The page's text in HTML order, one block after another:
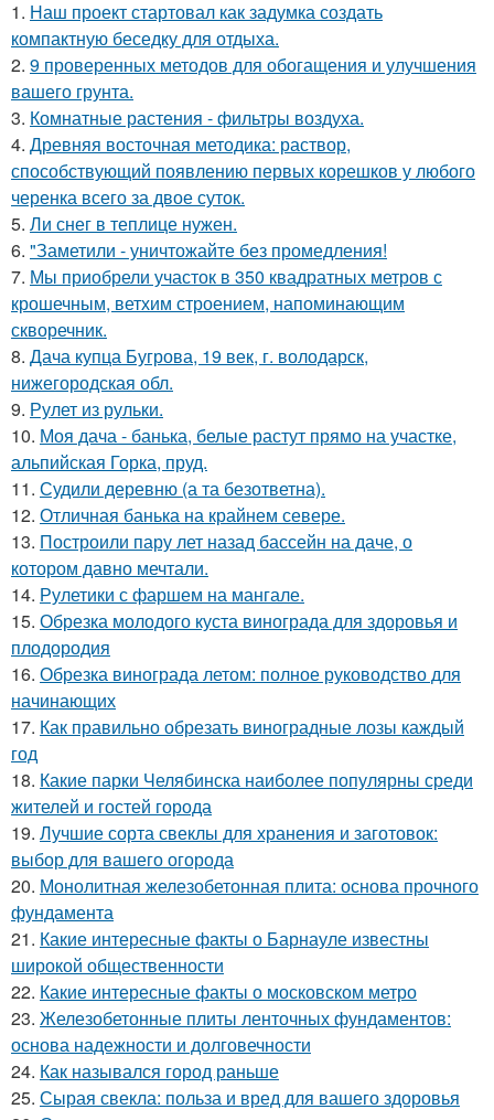
1. Наш проект стартовал как задумка создать
компактную беседку для отдыха.
2. 9 проверенных методов для обогащения и улучшения
вашего грунта.
3. Комнатные растения - фильтры воздуха.
4. Древняя восточная методика: раствор,
способствующий появлению первых корешков у любого
черенка всего за двое суток.
5. Ли снег в теплице нужен.
6. "Заметили - уничтожайте без промедления!
7. Мы приобрели участок в 350 квадратных метров с
крошечным, ветхим строением, напоминающим
скворечник.
8. Дача купца Бугрова, 19 век, г. володарск,
нижегородская обл.
9. Рулет из рульки.
10. Моя дача - банька, белые растут прямо на участке,
альпийская Горка, пруд.
11. Судили деревню (а та безответна).
12. Отличная банька на крайнем севере.
13. Построили пару лет назад бассейн на даче, о
котором давно мечтали.
14. Рулетики с фаршем на мангале.
15. Обрезка молодого куста винограда для здоровья и
плодородия
16. Обрезка винограда летом: полное руководство для
начинающих
17. Как правильно обрезать виноградные лозы каждый
год
18. Какие парки Челябинска наиболее популярны среди
жителей и гостей города
19. Лучшие сорта свеклы для хранения и заготовок:
выбор для вашего огорода
20. Монолитная железобетонная плита: основа прочного
фундамента
21. Какие интересные факты о Барнауле известны
широкой общественности
22. Какие интересные факты о московском метро
23. Железобетонные плиты ленточных фундаментов:
основа надежности и долговечности
24. Как назывался город раньше
25. Сырая свекла: польза и вред для вашего здоровья